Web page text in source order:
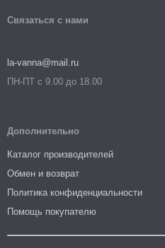
Связаться с нами
la-vanna@mail.ru
ПН-ПТ с 9.00 до 18.00
Дополнительно
Каталог производителей
Обмен и возврат
Политика конфиденциальности
Помощь покупателю